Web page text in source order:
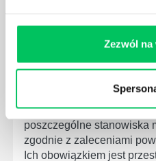
Zezwól
CZYM ZAJMUJE SIĘ
LABORATORIUM?
W każdym miejscu pracy
poszczególne stanowiska
zgodnie z zaleceniami
Ich obowiązkiem jest